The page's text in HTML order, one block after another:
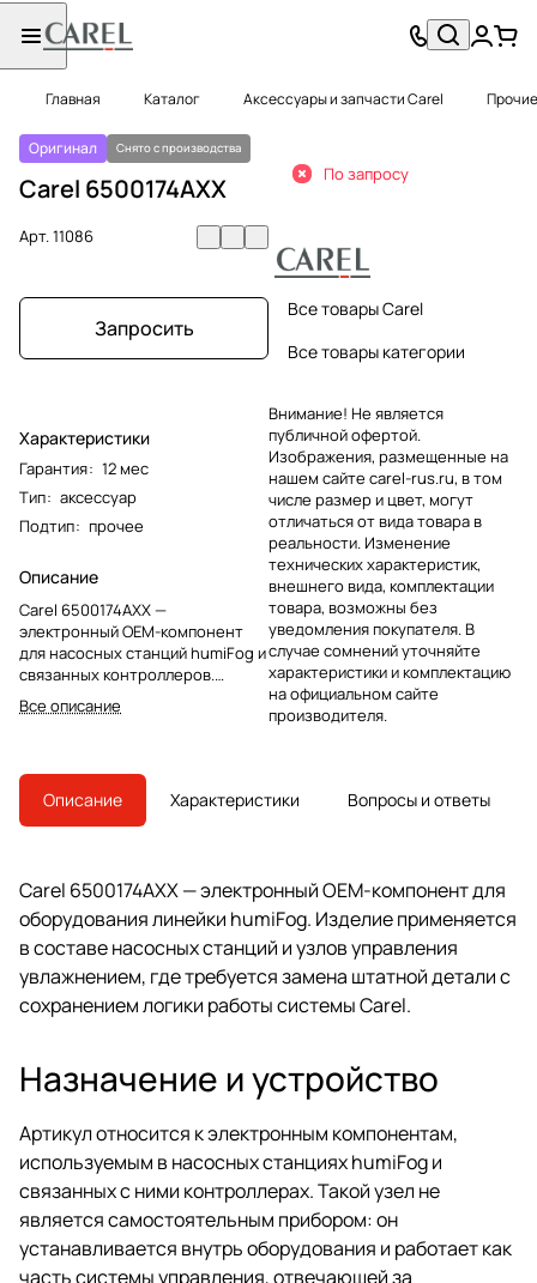
Главная Каталог Аксессуары и запчасти Carel
Оригинал Снято с производства
Carel 6500174AXX
Арт.11086
Запросить
Характеристики
Гарантия: 12 мес
Тип: аксессуар
Подтип: прочее
Описание
Carel 6500174AXX —
электронный OEM-компонент
для насосных станций humiFog и
связанных контроллеров.
Используется для замены
штатного узла в системе
Все описание
По запросу
Все товары Carel
Все товары категории
Внимание! Не является
публичной офертой.
Изображения, размещенные на
нашем сайте carel-rus.ru, в том
числе размер и цвет, могут
отличаться от вида товара в
реальности. Изменение
технических характеристик,
внешнего вида, комплектации
товара, возможны без
уведомления покупателя. В
случае сомнений уточняйте
характеристики и комплектацию
на официальном сайте
производителя.
Описание Характеристики Вопросы и ответы
Carel 6500174AXX — электронный OEM-компонент для
оборудования линейки humiFog. Изделие применяется
в составе насосных станций и узлов управления
увлажнением, где требуется замена штатной детали с
сохранением логики работы системы Carel.
Назначение и устройство
Артикул относится к электронным компонентам,
используемым в насосных станциях humiFog и
связанных с ними контроллерах. Такой узел не
является самостоятельным прибором: он
устанавливается внутрь оборудования и работает как
часть системы управления, отвечающей за